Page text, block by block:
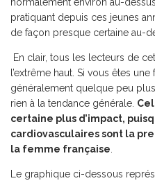
pratiquant depuis ces jeunes
de façon presque certaine au-
En clair, tous les lecteurs de
l’extrême haut. Si vous êtes
généralement quelque peu
rien à la tendance générale.
certaine plus d’impact,
cardiovasculaires sont la
la femme française
Le graphique ci-dessous